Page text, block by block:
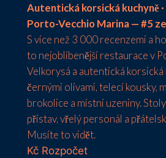
Autentická korsická kuchyně
Porto-Vecchio Marina — #5
S více než 3 000 recenzemi a
to nejoblíbenější restaurace v
Velkorysá a autentická korsická
černými olivami, telecí kousky,
brokolice a místní uzeniny.
přístav, vřelý personál a
Musíte to vidět.
Kč Rozpočet